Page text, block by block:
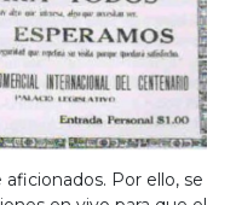
Por ello, se